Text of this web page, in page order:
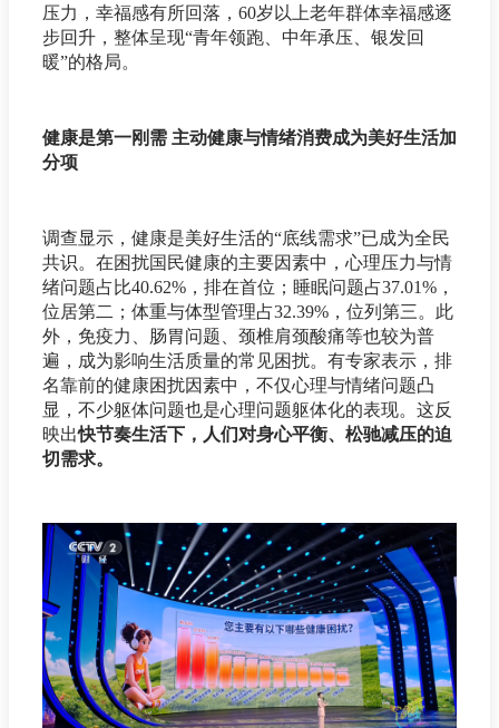
压力，幸福感有所回落，60岁以上老年群体幸福感逐
步回升，整体呈现“青年领跑、中年承压、银发回
暖”的格局。
健康是第一刚需 主动健康与情绪消费成为美好生活加
分项
调查显示，健康是美好生活的“底线需求”已成为全民
共识。在困扰国民健康的主要因素中，心理压力与情
绪问题占比40.62%，排在首位；睡眠问题占37.01%，
位居第二；体重与体型管理占32.39%，位列第三。此
外，免疫力、肠胃问题、颈椎肩颈酸痛等也较为普
遍，成为影响生活质量的常见困扰。有专家表示，排
名靠前的健康困扰因素中，不仅心理与情绪问题凸
显，不少躯体问题也是心理问题躯体化的表现。这反
映出快节奏生活下，人们对身心平衡、松驰减压的迫
切需求。